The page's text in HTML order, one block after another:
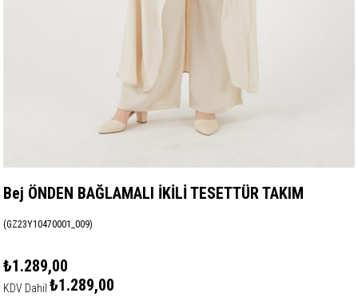
Bej ÖNDEN BAĞLAMALI İKİLİ TESETTÜR TAKIM
(GZ23Y10470001_009)
₺1.289,00
KDV Dahil ₺1.289,00